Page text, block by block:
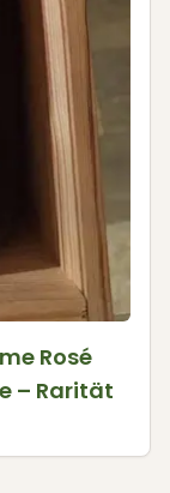
Rosé
– Rarität